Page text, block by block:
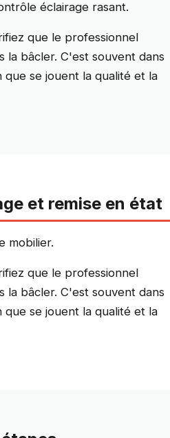
éclairage rasant.
que le professionnel
la bâcler. C'est souvent dans
se jouent la qualité et la
et remise en état
mobilier.
que le professionnel
la bâcler. C'est souvent dans
se jouent la qualité et la